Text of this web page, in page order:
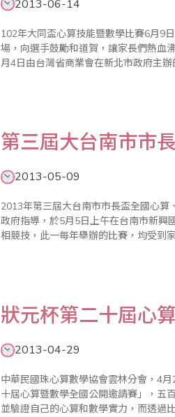
2013-06-14
102年大同盃心算技能暨數學比賽6月9
場，向選手鼓勵和道賀，讓家長們熱血
月4日由台灣省商業會在新北市政府主
第三屆大台南市市
2013-05-09
2013年第三屆大台南市市長盃全國心
政府指導，於5月5日上午在台南市新興
相競技，此一每年舉辦的比賽，均受到家長及教育界的好評。 原18
狀元杯第二十屆心
2013-04-29
中華民國珠心算數學協會雲林分會，4
十屆心算暨數學全國公開邀請賽」，五
並驗證自己的心算和數學實力，而透過